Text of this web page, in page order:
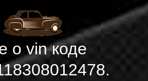
о vin коде